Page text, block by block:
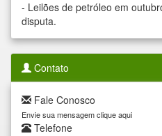
- Leilões de petróleo em
disputa.
Contato
Fale Conosco
Envie sua mensagem clique aqui
Telefone